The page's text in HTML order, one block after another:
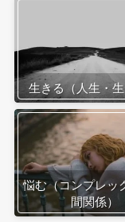
生きる（人生・生
悩む（コンプレッ
間関係）